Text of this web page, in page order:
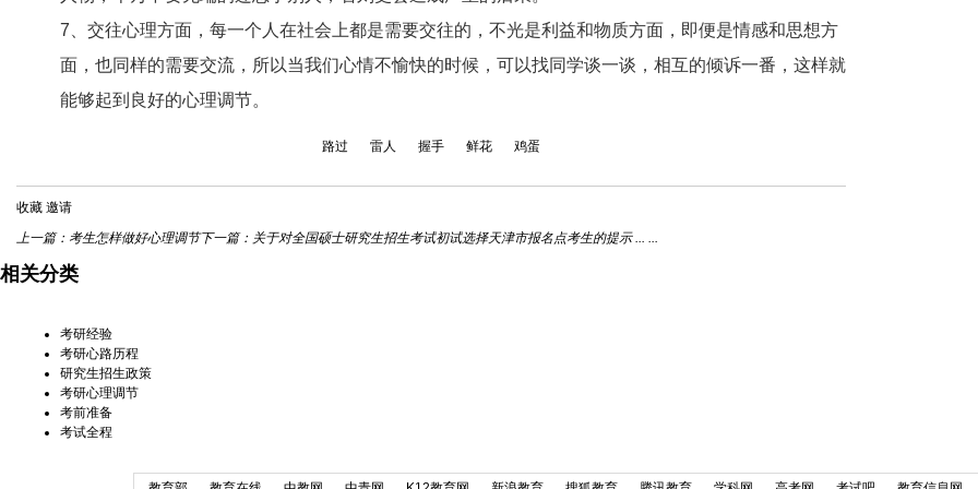
7、交往心理方面，每一个人在社会上都是需要交往的，不光是利益和物质方面，即便是情感和思想方
面，也同样的需要交流，所以当我们心情不愉快的时候，可以找同学谈一谈，相互的倾诉一番，这样就
能够起到良好的心理调节。
路过 雷人 握手 鲜花 鸡蛋
收藏 邀请
上一篇： 考生怎样做好心理调节下一篇： 关于对全国硕士研究生招生考试初试选择天津市报名点考生的提示 ... ...
相关分类
考研经验
考研心路历程
研究生招生政策
考研心理调节
考前准备
考试全程